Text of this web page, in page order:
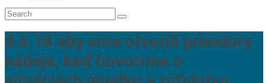
4.6.18 aby sme otvorili priestory
nádeje, keď hovoríme o